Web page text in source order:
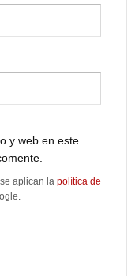
y web en este
aplican la política de